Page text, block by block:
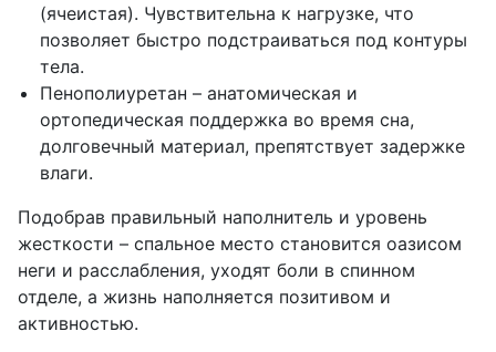
(ячеистая). Чувствительна к нагрузке, что
позволяет быстро подстраиваться под контуры
тела.
Пенополиуретан – анатомическая и
ортопедическая поддержка во время сна,
долговечный материал, препятствует задержке
влаги.
Подобрав правильный наполнитель и уровень
жесткости – спальное место становится оазисом
неги и расслабления, уходят боли в спинном
отделе, а жизнь наполняется позитивом и
активностью.